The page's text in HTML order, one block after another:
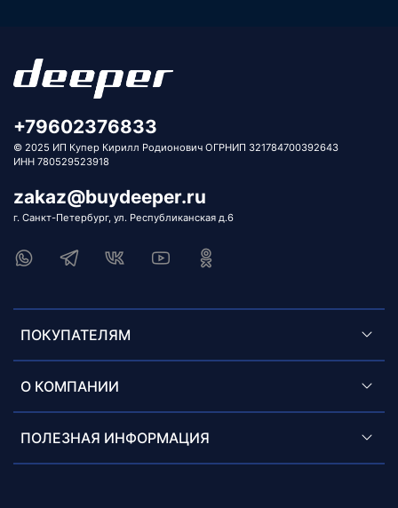
ПОКУПАТЕЛЯМ
О КОМПАНИИ
ПОЛЕЗНАЯ ИНФОРМАЦИЯ
+79602376833
© 2025 ИП Купер Кирилл Родионович ОГРНИП 321784700392643
ИНН 780529523918
zakaz@buydeeper.ru
г. Санкт-Петербург, ул. Республиканская д.6